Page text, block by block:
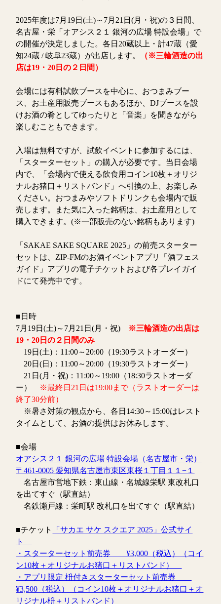
2025年度は7月19日(土)～7月21日(月・祝)の３日間、
名古屋・栄「オアシス２１ 銀河の広場 特設会場」で
の開催が決定しました。各日20蔵以上・計47蔵（愛
知24蔵 / 岐阜23蔵）が出店します。
（※三輪酒造の出
店は19・20日の２日間）
会場には有料試飲ブースを中心に、おつまみブー
ス、お土産用販売ブースもあるほか、DJブースを設
けお酒の肴としてゆったりと「音楽」を聞きながら
楽しむこともできます。
入場は無料ですが、試飲イベントに参加するには、
「スターターセット」の購入が必要です。当日会場
内で、「会場内で使える飲食用コイン10枚＋オリジ
ナルお猪口＋リストバンド」へ引換の上、お楽しみ
ください。おつまみやソフトドリンクも会場内で販
売します。また気に入った銘柄は、お土産用として
購入できます。(※一部販売のない銘柄もあります)
「SAKAE SAKE SQUARE 2025」の前売スターター
セットは、ZIP-FMのお酒イベントアプリ「酒フェス
ガイド」アプリの電子チケットおよび各プレイガイ
ドにて発売中です。
■日時
7月19日(土)～7月21日(月・祝) ※三輪酒造の出店は
19・20日の２日間のみ
19日(土)：11:00～20:00（19:30ラストオーダー）
20日(日)：11:00～20:00（19:30ラストオーダー）
21日(月・祝)：11:00～19:00（18:30ラストオーダ
ー） ※最終日21日は19:00まで（ラストオーダーは
終了30分前）
※暑さ対策の観点から、各日14:30～15:00はレスト
タイムとして、お酒の提供はお休みします。
■会場
オアシス２１ 銀河の広場 特設会場（名古屋市・栄）
〒461-0005 愛知県名古屋市東区東桜１丁目１１−１
名古屋市営地下鉄：東山線・名城線栄駅 東改札口
を出てすぐ（駅直結）
名鉄瀬戸線：栄町駅 改札口を出てすぐ（駅直結）
■チケット
「サカエ サケ スクエア 2025」公式サイ
ト
・スターターセット前売券 ¥3,000（税込）（コイ
ン10枚＋オリジナルお猪口＋リストバンド）
・アプリ限定 枡付きスターターセット前売券
¥3,500（税込）（コイン10枚＋オリジナルお猪口＋オ
リジナル枡＋リストバンド）